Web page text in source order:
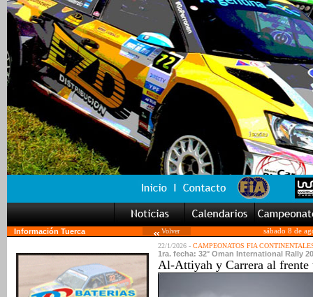
Información Tuerca Volver
sábado 8 de
22/1/2026 - CAMPEONATOS FIA
1ra. fecha: 32° Oman International Rally
Al-Attiyah y Carrera al frente